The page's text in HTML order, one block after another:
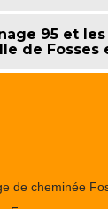
95 et
de Fosses
de cheminée